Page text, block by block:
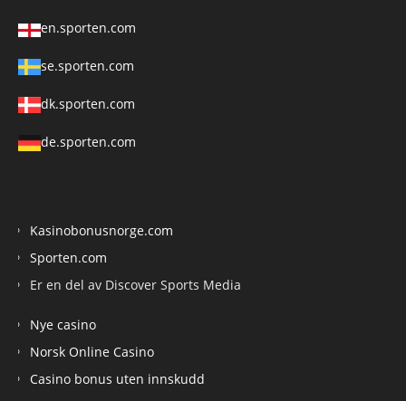
en.sporten.com
se.sporten.com
dk.sporten.com
de.sporten.com
Kasinobonusnorge.com
Sporten.com
Er en del av Discover Sports Media
Nye casino
Norsk Online Casino
Casino bonus uten innskudd